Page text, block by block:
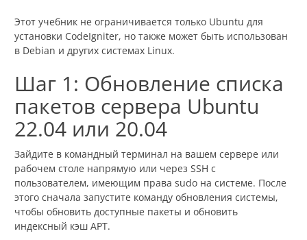
Этот учебник не ограничивается только Ubuntu для
установки CodeIgniter, но также может быть использован
в Debian и других системах Linux.
Шаг 1: Обновление списка
пакетов сервера Ubuntu
22.04 или 20.04
Зайдите в командный терминал на вашем сервере или
рабочем столе напрямую или через SSH с
пользователем, имеющим права sudo на системе. После
этого сначала запустите команду обновления системы,
чтобы обновить доступные пакеты и обновить
индексный кэш APT.